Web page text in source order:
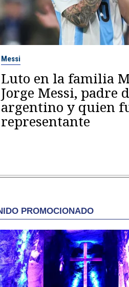
Messi
Luto en la familia
Jorge Messi, padre
argentino y quien
representante